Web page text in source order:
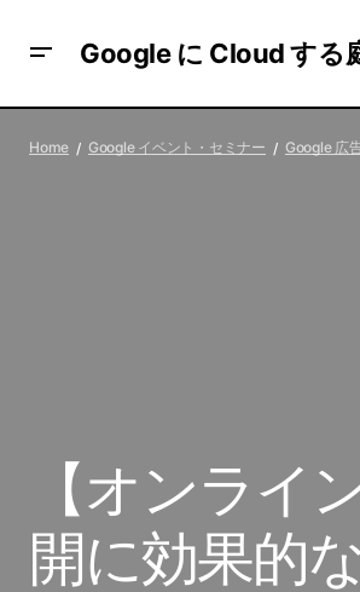
Google に Cloud する
ア が執筆する「Advent Calendar 2020」
Home Google イベント・セミナー Google 広
【オンライ
開に効果的